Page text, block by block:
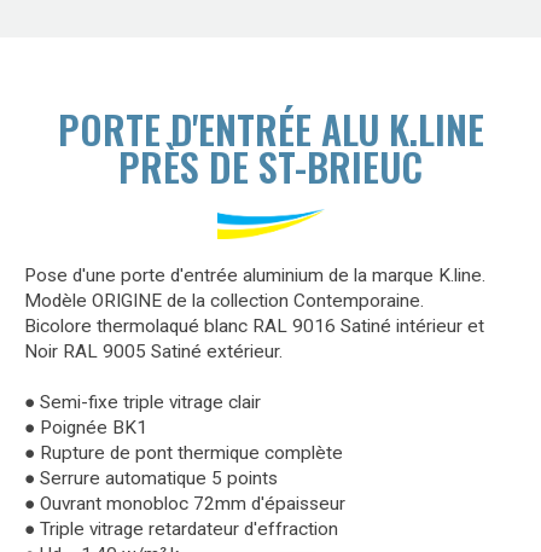
PORTE D'ENTRÉE ALU K.LINE
PRÈS DE ST-BRIEUC
Pose d'une porte d'entrée aluminium de la marque K.line.
Modèle ORIGINE de la collection Contemporaine.
Bicolore thermolaqué blanc RAL 9016 Satiné intérieur et
Noir RAL 9005 Satiné extérieur.
● Semi-fixe triple vitrage clair
● Poignée BK1
● Rupture de pont thermique complète
● Serrure automatique 5 points
● Ouvrant monobloc 72mm d'épaisseur
● Triple vitrage retardateur d'effraction